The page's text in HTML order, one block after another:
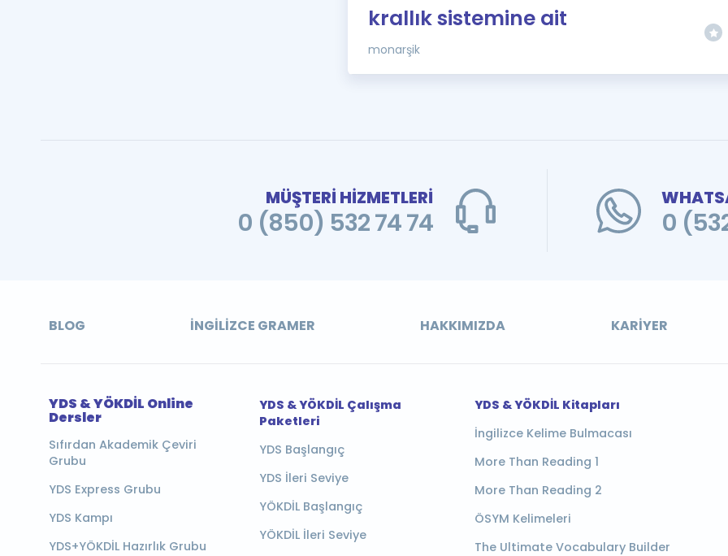
krallık sistemine ait
monarşik
MÜŞTERİ HİZMETLERİ
0 (850) 532 74 74 0
BLOG İNGILIZCE GRAMER HAKKIMIZDA KARIYER
YDS & YÖKDİL Online
Dersler
Sıfırdan Akademik Çeviri
Grubu
YDS Express Grubu
YDS Kampı
YDS+YÖKDİL Hazırlık Grubu
YDS & YÖKDİL Çalışma
Paketleri
YDS Başlangıç
YDS İleri Seviye
YÖKDİL Başlangıç
YÖKDİL İleri Seviye
YDS & YÖKDİL Kitapları
İngilizce Kelime Bulmacası
More Than Reading 1
More Than Reading 2
ÖSYM Kelimeleri
The Ultimate Vocabulary Builder